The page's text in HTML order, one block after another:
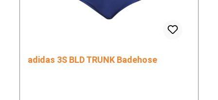
adidas 3S BLD TRUNK Badehose